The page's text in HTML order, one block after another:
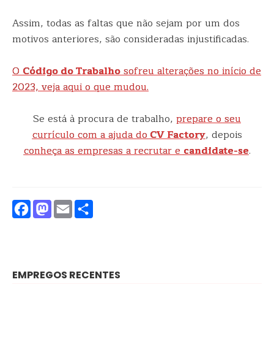
Assim, todas as faltas que não sejam por um dos
motivos anteriores, são consideradas injustificadas.
OCódigo do Trabalhosofreu alterações no início de
2023, veja aqui o que mudou.
Se está à procura de trabalho, prepare o seu
currículo com a ajuda doCV Factory, depois
conheça as empresas a recrutar ecandidate-se.
Facebook
Mastodon
Email
EMPREGOS RECENTES